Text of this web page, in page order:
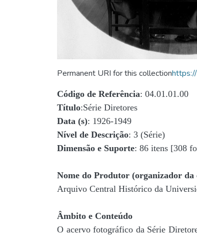
Permanent URI for this collection
Código de Referência: 04.01.01.00
Título:Série Diretores
Data (s): 1926-1949
Nível de Descrição: 3 (Série)
Dimensão e Suporte: 86 itens [308
Nome do Produtor (organizador da
Arquivo Central Histórico da
Âmbito e Conteúdo
O acervo fotográfico da Série